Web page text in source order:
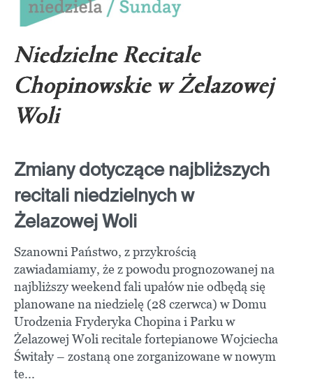
Zmiany dotyczące najbliższych
recitali niedzielnych w
Żelazowej Woli
Szanowni Państwo, z przykrością
zawiadamiamy, że z powodu prognozowanej na
najbliższy weekend fali upałów nie odbędą się
planowane na niedzielę (28 czerwca) w Domu
Urodzenia Fryderyka Chopina i Parku w
Żelazowej Woli recitale fortepianowe Wojciecha
Świtały – zostaną one zorganizowane w nowym
te...